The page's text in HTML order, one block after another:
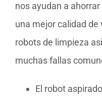
nos ayudan a
una mejor calidad de
robots de limpieza
muchas fallas
El robot